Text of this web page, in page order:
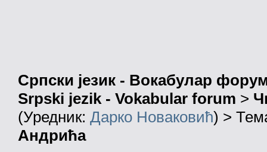
Српски језик - Вокабулар
Srpski jezik - Vokabular forum >
(Уредник: Дарко Новаковић) >
Андрића